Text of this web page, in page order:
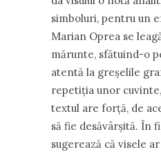
simboluri, pentru un
Marian Oprea se
mărunte, sfătuind-o
atentă la greșelile
repetiția unor
textul are forță, de
să fie desăvârșită. În
sugerează că visele